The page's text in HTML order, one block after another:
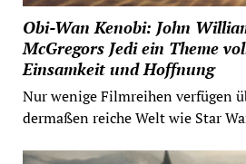
Obi-Wan Kenobi: John
McGregors Jedi ein Theme
Einsamkeit und Hoffnung
Nur wenige Filmreihen verfügen
dermaßen reiche Welt wie Star